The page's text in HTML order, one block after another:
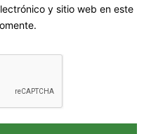
y sitio web en este